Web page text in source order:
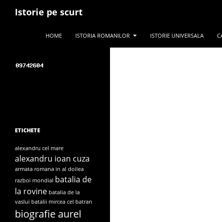
Istorie pe scurt
HOME
ISTORIA ROMANILOR ISTORIE UNIVERSALA
ETICHETE
alexandru cel mare
alexandru ioan cuza
armata romana in al doilea
razboi mondial batalia de
la rovine batalia de la
vaslui batalii mircea cel batran
biografie aurel